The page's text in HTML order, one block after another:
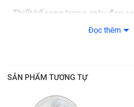
Thiết kế sang trọng, màu đen
Quạt cây Toshiba F-LSA10(K)VN
hay văn phòng. Với kiểu dáng thon
làm mát không gian mà còn trở
giúp căn phòng trở nên hiện đại và
Đọc thêm
SẢN PHẨM TƯƠNG TỰ